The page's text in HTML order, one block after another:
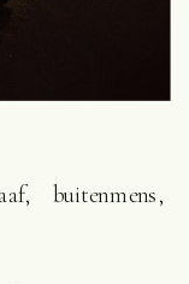
buitenmens,